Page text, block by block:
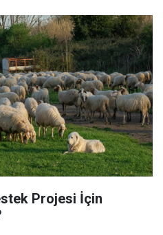
Projesi İçin